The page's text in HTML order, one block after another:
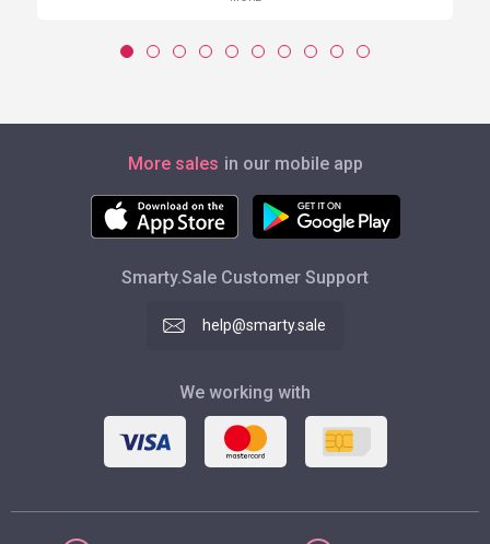
More sales in our mobile app
Smarty.Sale Customer Support
help@smarty.sale
We working with